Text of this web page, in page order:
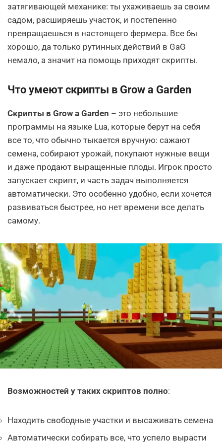
затягивающей механике: ты ухаживаешь за своим
садом, расширяешь участок, и постепенно
превращаешься в настоящего фермера. Все бы
хорошо, да только рутинных действий в GaG
немало, а значит на помощь приходят скрипты.
Что умеют скрипты в Grow a Garden
Скрипты в Grow a Garden – это небольшие
программы на языке Lua, которые берут на себя
все то, что обычно тыкается вручную: сажают
семена, собирают урожай, покупают нужные вещи
и даже продают выращенные плоды. Игрок просто
запускает скрипт, и часть задач выполняется
автоматически. Это особенно удобно, если хочется
развиваться быстрее, но нет времени все делать
самому.
Возможностей у таких скриптов полно:
Находить свободные участки и высаживать семена
Автоматически собирать все, что успело вырасти